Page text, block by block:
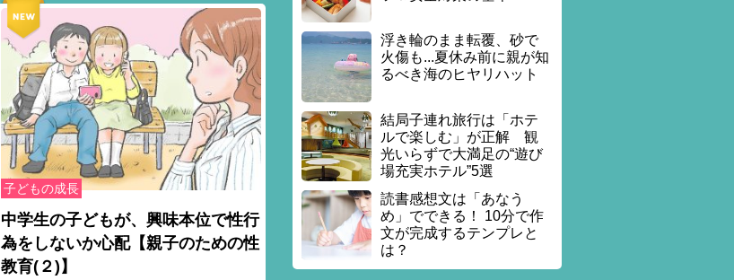
子どもの成長
中学生の子どもが、興味本位で性行
為をしないか心配【親子のための性
教育(２)】
浮き輪のまま転覆、砂で
火傷も...夏休み前に親が知
るべき海のヒヤリハット
結局子連れ旅行は「ホテ
ルで楽しむ」が正解 観
光いらずで大満足の“遊び
場充実ホテル”5選
読書感想文は「あなう
め」でできる！ 10分で作
文が完成するテンプレと
は？